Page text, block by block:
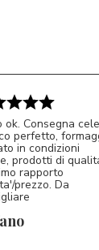
ok. Consegna
perfetto,
in condizioni
prodotti di
rapporto
prezzo. Da